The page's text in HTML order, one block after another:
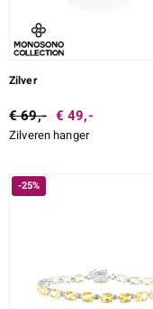
Zilver
€ 69,- € 49,-
Zilveren hanger
-25%